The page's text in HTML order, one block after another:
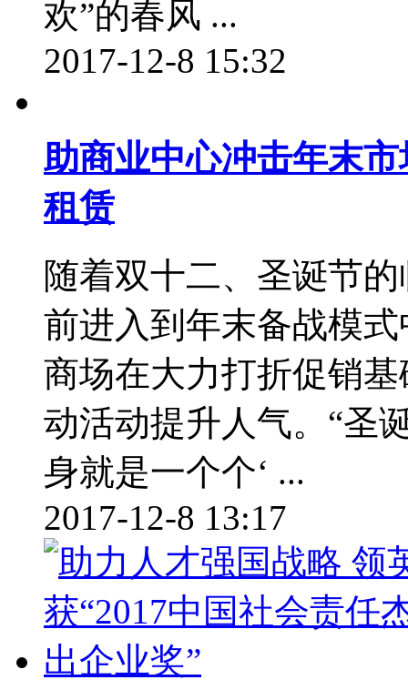
欢”的春风 ...
2017-12-8 15:32
助商业中心冲击年末
租赁
随着双十二、圣诞节
前进入到年末备战模
商场在大力打折促销
动活动提升人气。“圣
身就是一个个‘ ...
2017-12-8 13:17